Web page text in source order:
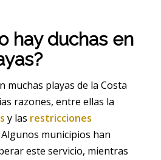
hay duchas en
muchas playas de la Costa
razones, entre ellas la
y las restricciones
Algunos municipios han
este servicio, mientras